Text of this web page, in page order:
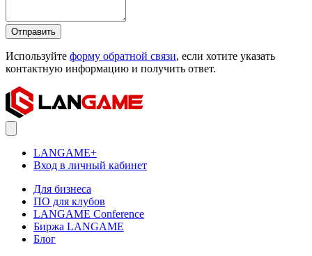
Отправить
Используйте форму обратной связи, если хотите указать
контактную информацию и получить ответ.
LANGAME+
Вход в личный кабинет
Для бизнеса
ПО для клубов
LANGAME Conference
Биржа LANGAME
Блог